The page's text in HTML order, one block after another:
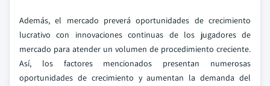
Además, el mercado preverá oportunidades de crecimiento
lucrativo con innovaciones continuas de los jugadores de
mercado para atender un volumen de procedimiento creciente.
Así, los factores mencionados presentan numerosas
oportunidades de crecimiento y aumentan la demanda del